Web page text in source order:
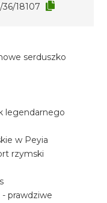
18107
serduszko
legendarnego
w Peyia
rzymski
prawdziwe